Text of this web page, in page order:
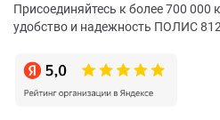
Присоединяйтесь к более 700 000
удобство и надежность ПОЛИС 812